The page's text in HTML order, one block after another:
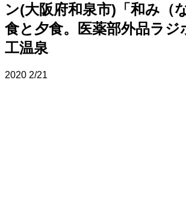
ン(大阪府和泉市)「和み（
食と夕食。医薬部外品ラジ
工温泉
2020 2/21